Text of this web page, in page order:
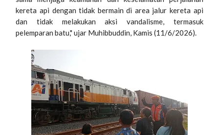
kereta api dengan tidak bermain di area jalur kereta api
dan tidak melakukan aksi vandalisme, termasuk
pelemparan batu," ujar Muhibbuddin, Kamis (11/6/2026).